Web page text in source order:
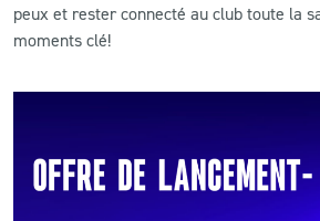
peux et rester connecté au club toute la
moments clé!